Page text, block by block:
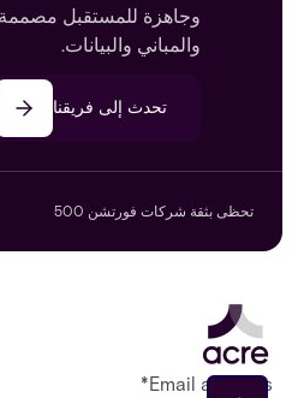
وجاهزة للمستقبل
والمباني والبيانات.
تحدث إلى فريقنا
تحظى بثقة شركات فورتشن 500
Email address
*